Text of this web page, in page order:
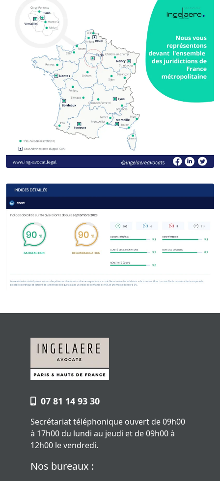
07 81 14 93 30
Secrétariat téléphonique ouvert de 09h00
à 17h00 du lundi au jeudi et de 09h00 à
12h00 le vendredi.
Nos bureaux :